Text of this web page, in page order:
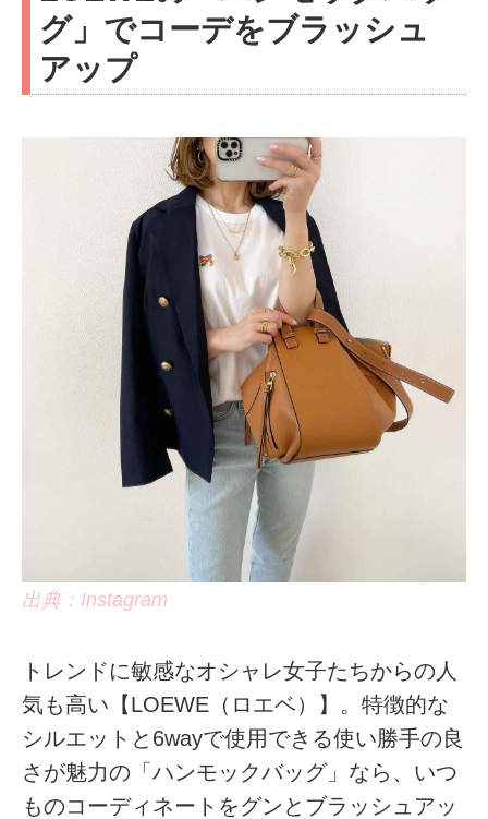
グ」でコーデをブラッシュ
アップ
出典：Instagram
トレンドに敏感なオシャレ女子たちからの人
気も高い【LOEWE（ロエベ）】。特徴的な
シルエットと6wayで使用できる使い勝手の良
さが魅力の「ハンモックバッグ」なら、いつ
ものコーディネートをグンとブラッシュアッ